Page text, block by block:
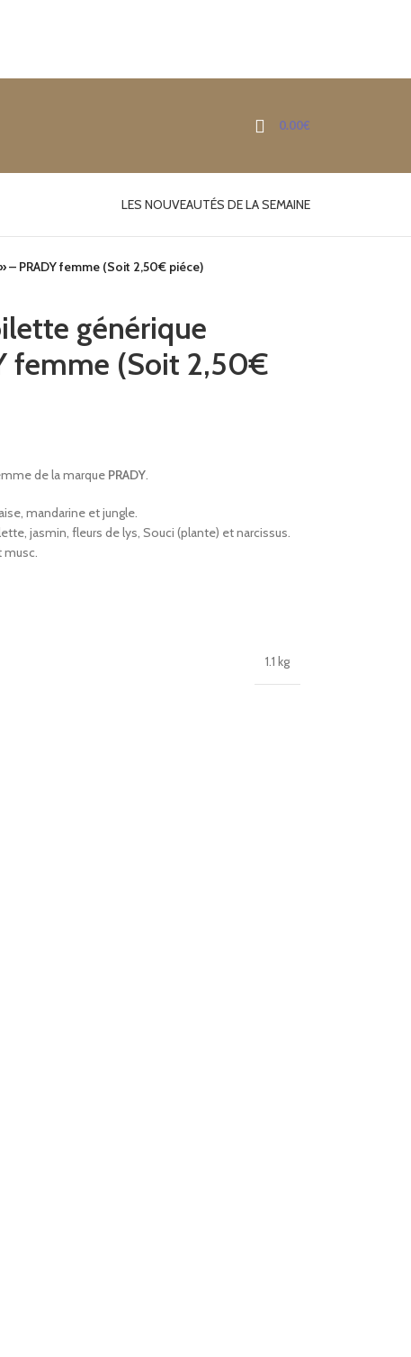
0.00€
LES NOUVEAUTÉS DE LA SEMAINE
– PRADY femme (Soit 2,50€ piéce)
générique
femme (Soit 2,50€
de la marque PRADY.
mandarine et jungle.
jasmin, fleurs de lys, Souci (plante) et narcissus.
musc.
1.1 kg